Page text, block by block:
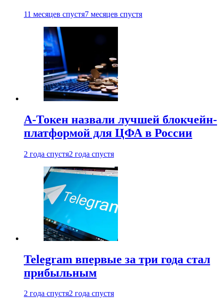
11 месяцев спустя7 месяцев спустя
А-Токен назвали лучшей блокчейн-
платформой для ЦФА в России
2 года спустя2 года спустя
Telegram впервые за три года стал
прибыльным
2 года спустя2 года спустя